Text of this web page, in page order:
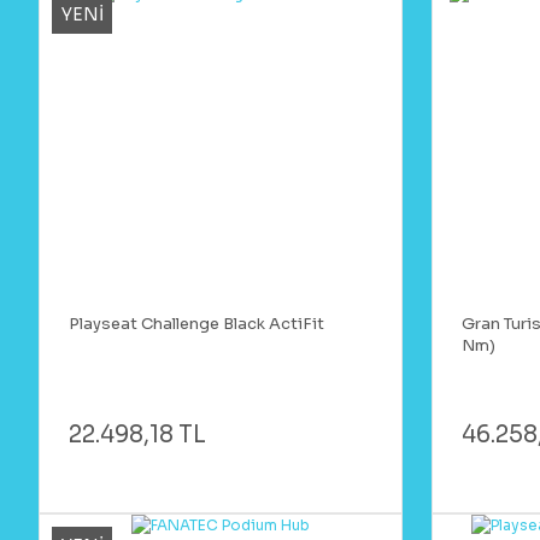
YENİ
Playseat Challenge Black ActiFit
22.498,18 TL
Gran
Nm)